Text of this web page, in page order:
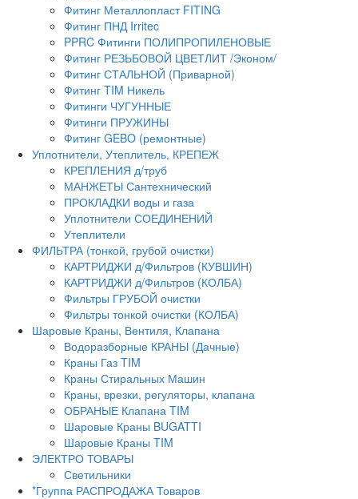
Фитинг Металлопласт FITING
Фитинг ПНД Irritec
PPRC Фитинги ПОЛИПРОПИЛЕНОВЫЕ
Фитинг РЕЗЬБОВОЙ ЦВЕТЛИТ /Эконом/
Фитинг СТАЛЬНОЙ (Приварной)
Фитинг TIM Никель
Фитинги ЧУГУННЫЕ
Фитинги ПРУЖИНЫ
Фитинг GEBO (ремонтные)
Уплотнители, Утеплитель, КРЕПЕЖ
КРЕПЛЕНИЯ д/труб
МАНЖЕТЫ Сантехнический
ПРОКЛАДКИ воды и газа
Уплотнители СОЕДИНЕНИЙ
Утеплители
ФИЛЬТРА (тонкой, грубой очистки)
КАРТРИДЖИ д/Фильтров (КУВШИН)
КАРТРИДЖИ д/Фильтров (КОЛБА)
Фильтры ГРУБОЙ очистки
Фильтры тонкой очистки (КОЛБА)
Шаровые Краны, Вентиля, Клапана
Водоразборные КРАНЫ (Дачные)
Краны Газ TIM
Краны Стиральных Машин
Краны, врезки, регуляторы, клапана
ОБРАНЫЕ Клапана TIM
Шаровые Краны BUGATTI
Шаровые Краны TIM
ЭЛЕКТРО ТОВАРЫ
Светильники
*Группа РАСПРОДАЖА Товаров